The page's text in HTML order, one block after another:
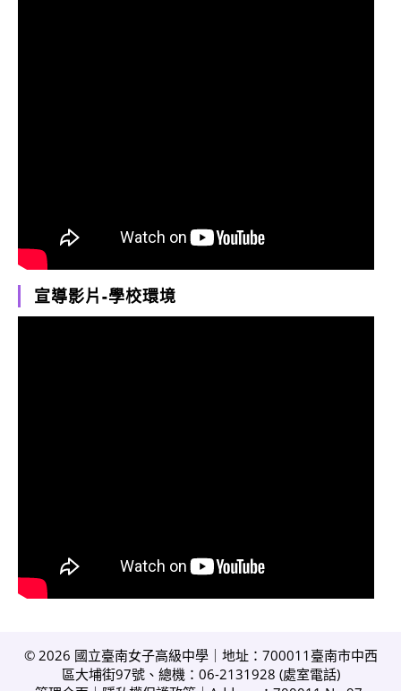
宣導影片-學校環境
© 2026 國立臺南女子高級中學｜地址：700011臺南市中西
區大埔街97號、總機：06-2131928 (處室電話)